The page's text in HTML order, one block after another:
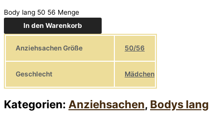
Body lang 50 56 Menge
In den Warenkorb
Anziehsachen Größe 50/56
Geschlecht Mädchen
Kategorien: Anziehsachen, Bodys lang